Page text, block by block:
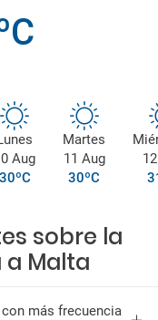
Aug
30ºC
Martes
11 Aug
30ºC
sobre la
a Malta
más frecuencia